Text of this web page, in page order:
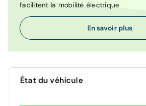
facilitent la mobilité électrique
En savoir plus
État du véhicule